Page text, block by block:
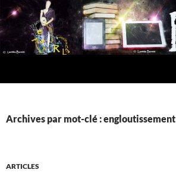
Aller
au
contenu
Archives par mot-clé : engloutissement
ARTICLES